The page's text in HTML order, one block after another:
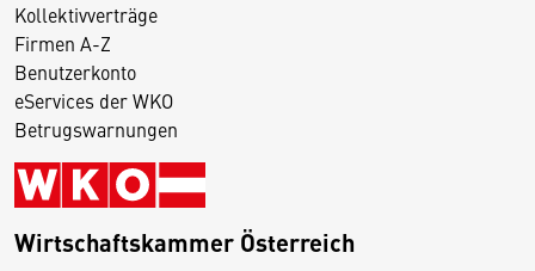
Kollektivverträge
Firmen A-Z
Benutzerkonto
eServices der WKO
Betrugswarnungen
Wirtschaftskammer Österreich